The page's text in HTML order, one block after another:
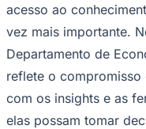
acesso ao
vez mais importante.
Departamento de
reflete o compromisso
com os insights e as
elas possam tomar